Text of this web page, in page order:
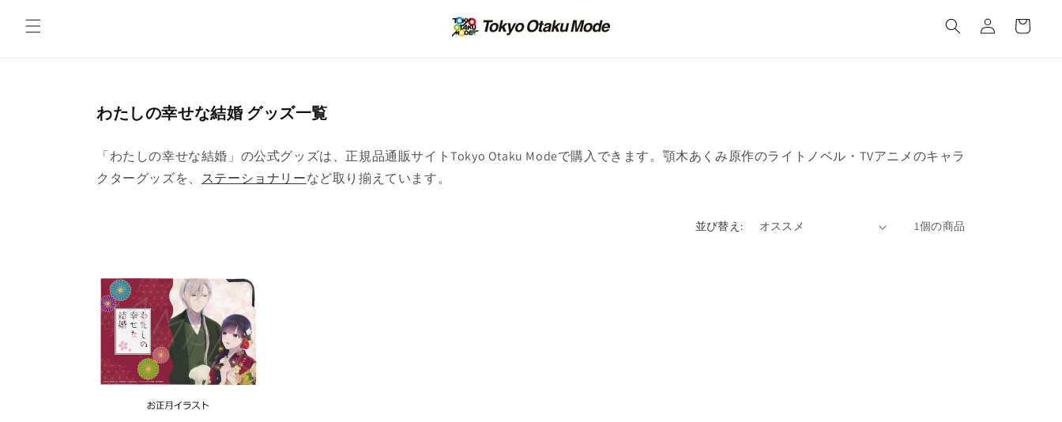
ンツに
進む
イ
ー
コ
ク
シ
わたしの幸せな結婚 グッズ一覧
「わたしの幸せな結婚」の公式グッズは、正規品通販サイトTokyo Otaku Modeで購入できます。顎木あくみ原作のライトノベル・TVアニメのキャラ
クターグッズを、 ステーショナリーなど取り揃えています。
並び替え: 1個の商品